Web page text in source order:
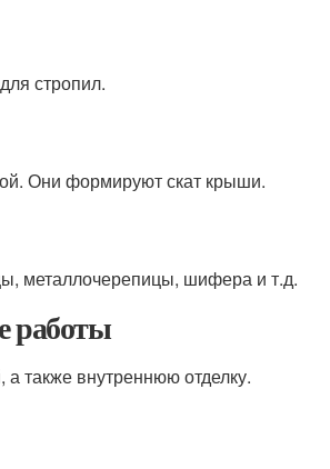
стропил.
Они формируют скат крыши.
металлочерепицы, шифера и т.д.
работы
также внутреннюю отделку.